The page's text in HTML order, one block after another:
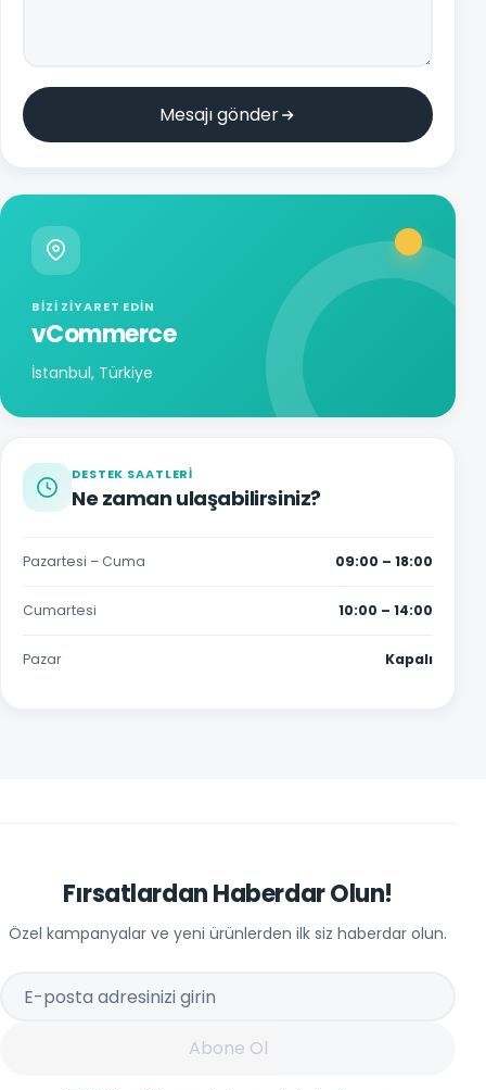
Mesajı gönder
BIZI ZIYARET EDIN
vCommerce
İstanbul, Türkiye
DESTEK SAATLERI
Ne zaman ulaşabilirsiniz?
Pazartesi – Cuma 09:00 – 18:00
Cumartesi 10:00 – 14:00
Pazar Kapalı
Fırsatlardan Haberdar Olun!
Özel kampanyalar ve yeni ürünlerden ilk siz haberdar olun.
Abone Ol